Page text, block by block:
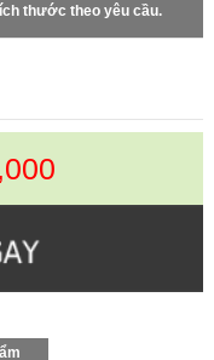
thước theo yêu cầu.